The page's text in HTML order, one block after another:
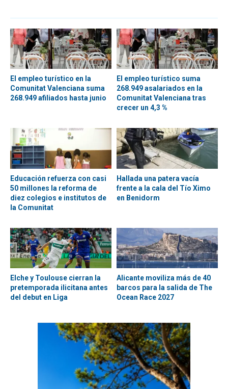
El empleo turístico en la
Comunitat Valenciana suma
268.949 afiliados hasta junio
El empleo turístico suma
268.949 asalariados en la
Comunitat Valenciana tras
crecer un 4,3 %
Educación refuerza con casi
50 millones la reforma de
diez colegios e institutos de
la Comunitat
Hallada una patera vacía
frente a la cala del Tío Ximo
en Benidorm
Elche y Toulouse cierran la
pretemporada ilicitana antes
del debut en Liga
Alicante moviliza más de 40
barcos para la salida de The
Ocean Race 2027